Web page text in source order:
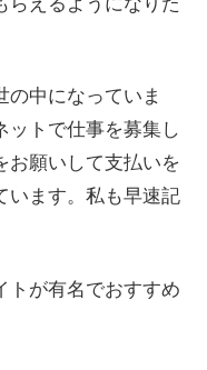
の中になっていま
ットで仕事を募集し
お願いして支払いを
います。私も早速記
トが有名でおすすめ